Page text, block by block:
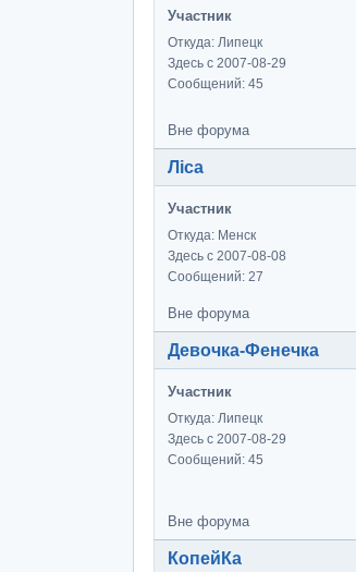
Участник
Откуда: Липецк
Здесь с 2007-08-29
Сообщений: 45
Вне форума
Ліса
Участник
Откуда: Менск
Здесь с 2007-08-08
Сообщений: 27
Вне форума
Девочка-Фенечка
Участник
Откуда: Липецк
Здесь с 2007-08-29
Сообщений: 45
Вне форума
КопейКа